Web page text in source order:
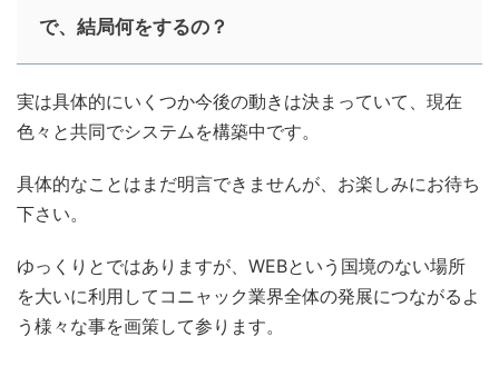
で、結局何をするの？
実は具体的にいくつか今後の動きは決まっていて、現在
色々と共同でシステムを構築中です。
具体的なことはまだ明言できませんが、お楽しみにお待ち
下さい。
ゆっくりとではありますが、WEBという国境のない場所
を大いに利用してコニャック業界全体の発展につながるよ
う様々な事を画策して参ります。